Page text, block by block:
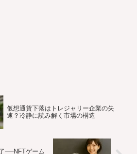
仮想通貨下落はトレジャリー企業の失
速？冷静に読み解く市場の構造
──NFTゲーム